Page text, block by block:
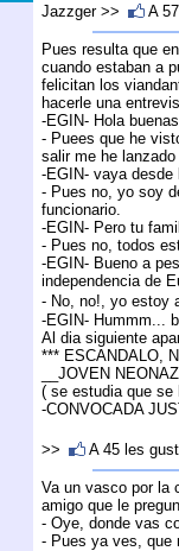
Jazzger >> A
Pues resulta que
cuando estaban a
felicitan los
hacerle una
-EGIN- Hola
- Puees que he
salir me he lanzado
-EGIN- vaya desde
- Pues no, yo soy
funcionario.
-EGIN- Pero tu
- Pues no, todos
-EGIN- Bueno a
independencia de
- No, no!, yo estoy
-EGIN- Hummm...
Al dia siguiente
*** ESCANDALO,
__JOVEN
( se estudia que se
-CONVOCADA
>> A 45 les
Va un vasco por la
amigo que le
- Oye, donde vas
- Pues ya ves, que